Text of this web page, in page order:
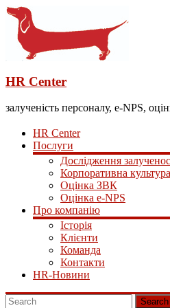
HR Center
залученість персоналу, e-NPS,
HR Center
Послуги
Дослідження
Корпоративна культура
Оцінка ЗВК
Оцінка e-NPS
Про компанію
Історія
Клієнти
Команда
Контакти
HR-Новини
Search